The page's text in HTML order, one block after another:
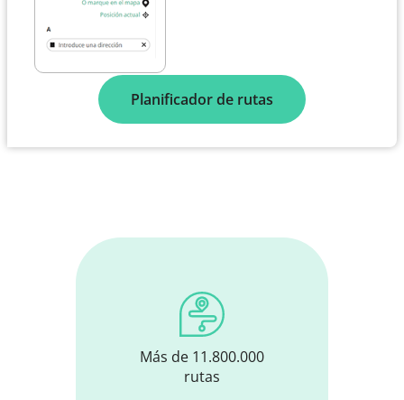
Planificador de rutas
Más de 11.800.000
rutas